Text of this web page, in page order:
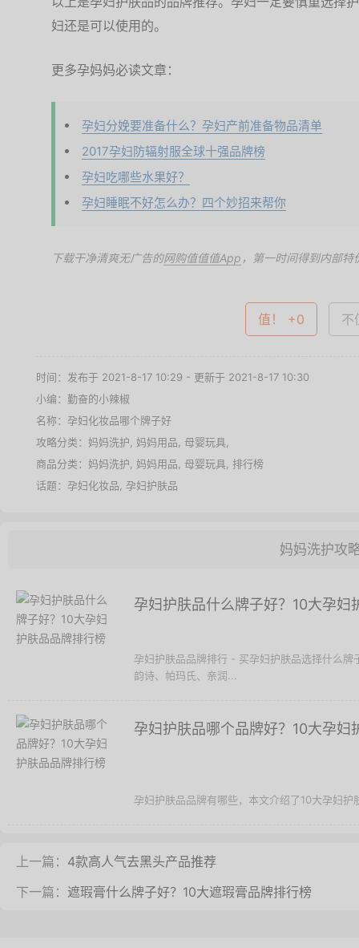
妇还是可以使用的。
更多孕妈妈必读文章：
孕妇分娩要准备什么？孕妇产前准备物品清单
2017孕妇防辐射服全球十强品牌榜
孕妇吃哪些水果好？
孕妇睡眠不好怎么办？四个妙招来帮你
下载干净清爽无广告的网购值值值App ，第一时间得到内部特
值！ +0 不
时间：发布于 2021-8-17 10:29 - 更新于 2021-8-17 10:30
小编：勤奋的小辣椒
名称： 孕妇化妆品哪个牌子好
攻略分类： 妈妈洗护 妈妈用品 母婴玩具
商品分类： 妈妈洗护 妈妈用品 母婴玩具 排行榜
话题： 孕妇化妆品 孕妇护肤品
妈妈洗护攻
孕妇护肤品什么牌子好？10大孕妇
孕妇护肤品品牌排行 - 买孕妇护肤品选择什么
韵诗、帕玛氏、亲润...
孕妇护肤品哪个品牌好？10大孕妇
孕妇护肤品品牌有哪些，本文介绍了10大孕妇护
上一篇： 4款高人气去黑头产品推荐
下一篇： 遮瑕膏什么牌子好？10大遮瑕膏品牌排行榜